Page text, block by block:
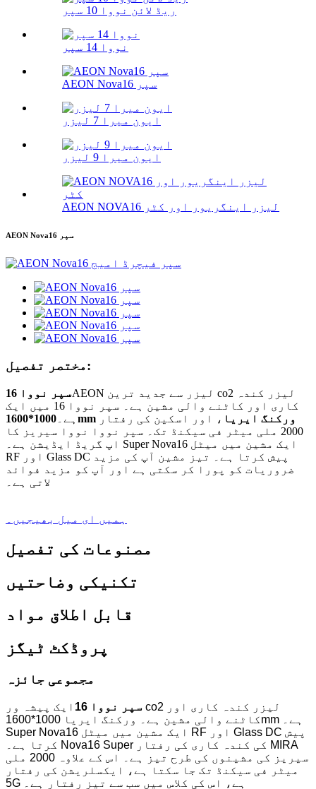
ریڈ لائن نووا 10 سپر
نووا 14 سپر
AEON Nova16 سپر
ایون میرا 7 لیزر
ایون میرا 9 لیزر
AEON NOVA16 لیزر اینگریور اور کٹر
AEON Nova16 سپر
مختصر تفصیل:
سپر نووا 16AEON لیزر سے جدید ترین co2 لیزر کندہ
کاری اور کاٹنے والی مشین ہے۔ سپر نووا 16 میں ایک
ہے۔
1000*1600mm ورکنگ ایریا ، اور اسکین کی رفتار
2000 ملی میٹر فی سیکنڈ تک۔ سپر نووا نووا سیریز کا
اپ گریڈ ایڈیشن ہے۔ Super Nova16 ایک مشین میں میٹل
RF اور Glass DC پیش کرتا ہے۔ تیز مشین آپ کی مزید
ضروریات کو پورا کر سکتی ہے اور آپ کو مزید فوائد
لاتی ہے۔
ہمیں ای میل بھیجیں۔
مصنوعات کی تفصیل
تکنیکی وضاحتیں
قابل اطلاق مواد
پروڈکٹ ٹیگز
مجموعی جائزہ
سپر نووا 16
ایک پیشہ ور co2 لیزر کندہ کاری اور
کاٹنے والی مشین ہے۔ ورکنگ ایریا 1000*1600mm ہے۔
Super Nova16 ایک مشین میں میٹل RF اور Glass DC پیش
کرتا ہے۔ Nova16 Super کی کندہ کاری کی رفتار MIRA
سیریز کی مشینوں کی طرح تیز ہے۔ اس کے علاوہ 2000 ملی
میٹر فی سیکنڈ تک جا سکتا ہے، ایکسلریشن کی رفتار
5G ہے، اس کی کلاس میں سب سے تیز رفتار ہے۔